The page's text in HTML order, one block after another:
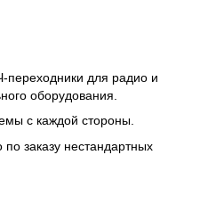
переходники для радио и
оборудования.
с каждой стороны.
заказу нестандартных